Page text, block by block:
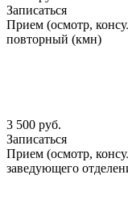
Записаться
Прием (осмотр,
повторный (кмн)
3 500 руб.
Записаться
Прием (осмотр,
заведующего